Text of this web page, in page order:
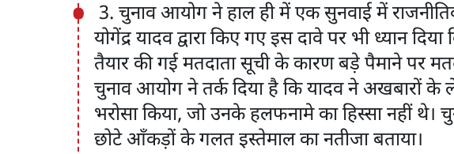
3. चुनाव आयोग ने हाल ही में एक सुनवाई में
योगेंद्र यादव द्वारा किए गए इस दावे पर भी ध्यान
तैयार की गई मतदाता सूची के कारण बड़े पैमाने पर
चुनाव आयोग ने तर्क दिया है कि यादव ने अखबारों के
भरोसा किया, जो उनके हलफनामे का हिस्सा नहीं थे।
छोटे आँकड़ों के गलत इस्तेमाल का नतीजा बताया।